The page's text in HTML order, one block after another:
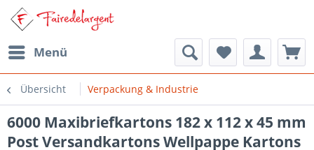
Menü
Übersicht Verpackung & Industrie
6000 Maxibriefkartons 182 x 112 x 45 mm
Post Versandkartons Wellpappe Kartons